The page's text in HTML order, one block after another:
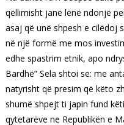
qëllimisht janë lënë ndonjë
asaj që unë shpesh e cilëdoj
në një formë me mos
edhe spastrim etnik, apo
Bardhë” Sela shtoi se: me
natyrisht që presim që këto
shumë shpejt ti japin fund
qytetarëve ne Republikën e